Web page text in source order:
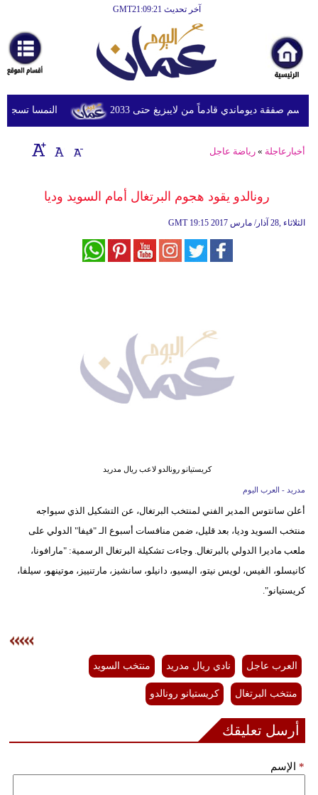
آخر تحديث GMT21:09:21
أخبارعاجلة
رياضة
ثقافة
إقتصاد
وموسيقى
وتكنولوجيا
بيئة
النمسا تسجل أعلى صفقة ديوماندي قادماً من لايبزيغ حتى 2033
أخبارعاجلة »رياضة عاجل
رونالدو يقود هجوم البرتغال أمام السويد وديا
GMT 19:15 2017 الثلاثاء ,28 آذار/ مارس
كريستيانو رونالدو لاعب ريال مدريد
مدريد - العرب اليوم
أعلن سانتوس المدير الفني لمنتخب البرتغال، عن التشكيل الذي سيواجه
منتخب السويد وديا، بعد قليل، ضمن منافسات أسبوع الـ "فيفا" الدولي على
ملعب ماديرا الدولي بالبرتغال. وجاءت تشكيلة البرتغال الرسمية: "مارافونا،
كانيسلو، الفيس، لويس نيتو، اليسيو، دانيلو، سانشيز، مارتنييز، موتينهو، سيلفا،
كريستيانو".
العرب عاجل نادي ريال مدريد منتخب السويد
منتخب البرتغال كريستيانو رونالدو
أرسل تعليقك
الإسم *